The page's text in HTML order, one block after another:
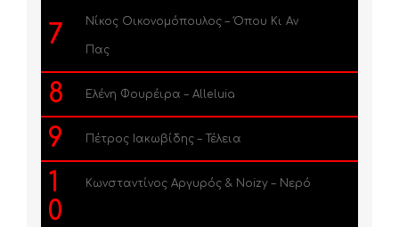
7 Νίκος Οικονομόπουλος – Όπου Κι Αν
Πας
8 Ελένη Φουρέιρα – Alleluia
9 Πέτρος Ιακωβίδης – Τέλεια
1
0
Κωνσταντίνος Αργυρός & Noizy – Νερό